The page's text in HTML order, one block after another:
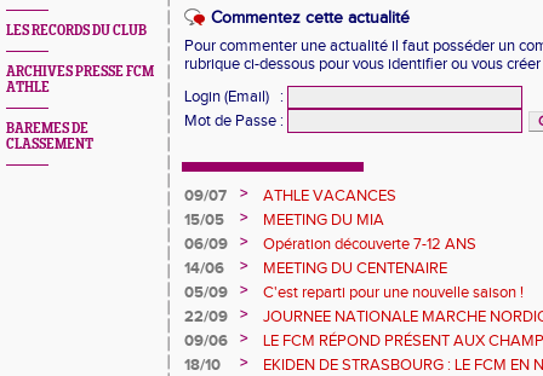
LES RECORDS DU CLUB
ARCHIVES PRESSE FCM
ATHLE
BAREMES DE
CLASSEMENT
Commentez cette actualité
Pour commenter une actualité il faut posséder un
rubrique ci-dessous pour vous identifier ou vous
Login (Email)
:
Mot de Passe :
09/07 >
ATHLE VACANCES
15/05
>
MEETING DU MIA
06/09
>
Opération découverte 7-12 ANS
14/06
>
MEETING DU CENTENAIRE
05/09
>
C'est reparti pour une nouvelle saison !
22/09
>
JOURNEE NATIONALE MARCHE
09/06
>
LE FCM RÉPOND PRÉSENT AUX
DÉPARTEMENTAUX 68
18/10 >
EKIDEN DE STRASBOURG : LE FCM EN